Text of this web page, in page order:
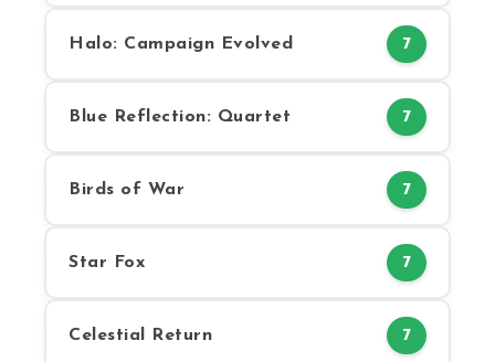
Halo: Campaign Evolved 7
Blue Reflection: Quartet 7
Birds of War 7
Star Fox 7
Celestial Return 7